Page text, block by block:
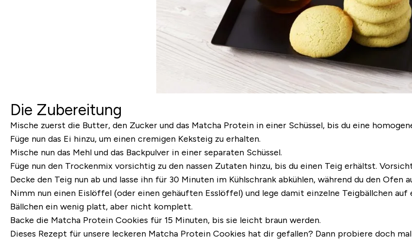
Die Zubereitung
Mische zuerst die Butter, den Zucker und das Matcha Protein in einer Schüssel, bis du eine
Füge nun das Ei hinzu, um einen cremigen Keksteig zu erhalten.
Mische nun das Mehl und das Backpulver in einer separaten Schüssel.
Füge nun den Trockenmix vorsichtig zu den nassen Zutaten hinzu, bis du einen Teig erhältst.
Decke den Teig nun ab und lasse ihn für 30 Minuten im Kühlschrank abkühlen, während du den Ofen
Nimm nun einen Eislöffel (oder einen gehäuften Esslöffel) und lege damit einzelne Teigbällchen auf
Bällchen ein wenig platt, aber nicht komplett.
Backe die Matcha Protein Cookies für 15 Minuten, bis sie leicht braun werden.
Dieses Rezept für unsere leckeren Matcha Protein Cookies hat dir gefallen?Dann probiere doch mal